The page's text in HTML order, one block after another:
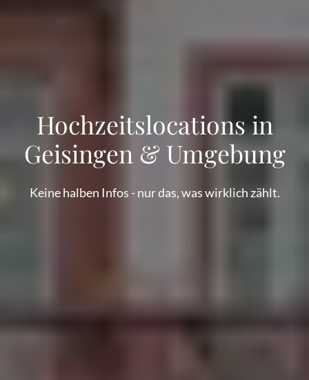
Hochzeitslocations in
Geisingen & Umgebung
Keine halben Infos - nur das, was wirklich zählt.